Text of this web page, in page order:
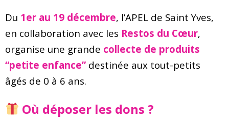
Du 1er au 19 décembre, l’APEL de Saint Yves,
en collaboration avec les Restos du Cœur,
organise une grande collecte de produits
“petite enfance” destinée aux tout-petits
âgés de 0 à 6 ans.
Où déposer les dons ?